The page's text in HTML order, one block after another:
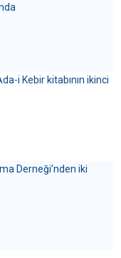
i Kebir kitabının ikinci
Derneği’nden iki